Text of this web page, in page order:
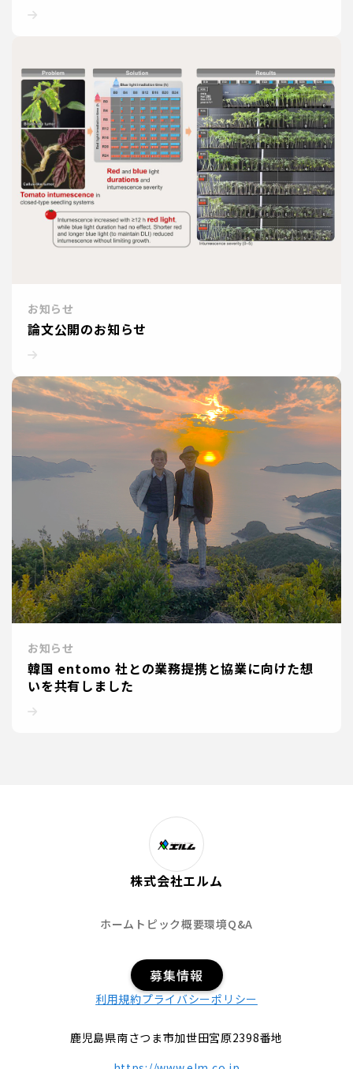
お知らせ
論文公開のお知らせ
お知らせ
韓国 entomo 社との業務提携と協業に向けた想
いを共有しました
株式会社エルム
ホーム トピック概要環境Q&A
募集情報
利用規約プライバシーポリシー
鹿児島県南さつま市加世田宮原2398番地